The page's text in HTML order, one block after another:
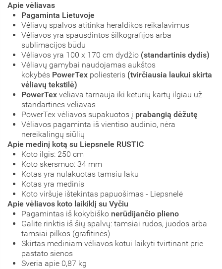
Apie vėliavas
Pagaminta Lietuvoje
Vėliavų spalvos atitinka heraldikos reikalavimus
Vėliavos yra spausdintos šilkografijos arba
sublimacijos būdu
Vėliavos yra 100 x 170 cm dydžio (standartinis dydis)
Vėliavų gamybai naudojamas aukštos
kokybės PowerTex poliesteris (tvirčiausia laukui skirta
vėliavų tekstilė)
PowerTex vėliava tarnauja iki keturių kartų ilgiau už
standartines vėliavas
PowerTex vėliavos supakuotos į prabangią dėžutę
Vėliavos pagaminta iš vientiso audinio, nėra
nereikalingų siūlių
Apie medinį kotą su Liepsnele RUSTIC
Koto ilgis: 250 cm
Koto skersmuo: 34 mm
Kotas yra nulakuotas tamsiu laku
Kotas yra medinis
Koto viršuje ištekintas papuošimas - Liepsnelė
Apie vėliavos koto laikiklį su Vyčiu
Pagamintas iš kokybiško nerūdijančio plieno
Galite rinktis iš šių spalvų: tamsiai rudos, juodos arba
tamsiai pilkos (grafitinės)
Skirtas mediniam vėliavos kotui laikyti tvirtinant prie
pastato sienos
Sveria apie 0,87 kg